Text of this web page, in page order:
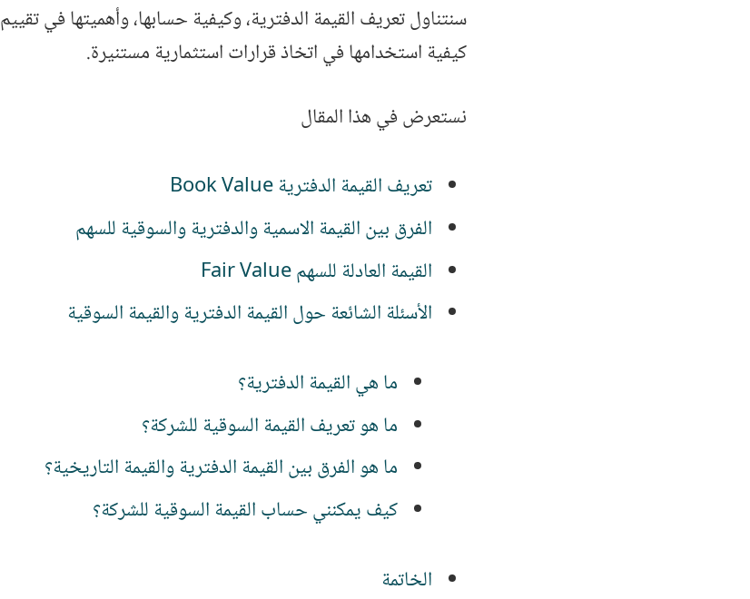
سنتناول تعريف القيمة الدفترية، وكيفية حسابها، وأهميتها في
كيفية استخدامها في اتخاذ قرارات استثمارية مستنيرة.
نستعرض في هذا المقال
تعريف القيمة الدفترية Book Value
الفرق بين القيمة الاسمية والدفترية والسوقية للسهم
القيمة العادلة للسهم Fair Value
الأسئلة الشائعة حول القيمة الدفترية والقيمة السوقية
ما هي القيمة الدفترية؟
ما هو تعريف القيمة السوقية للشركة؟
ما هو الفرق بين القيمة الدفترية والقيمة التاريخية؟
كيف يمكنني حساب القيمة السوقية للشركة؟
الخاتمة